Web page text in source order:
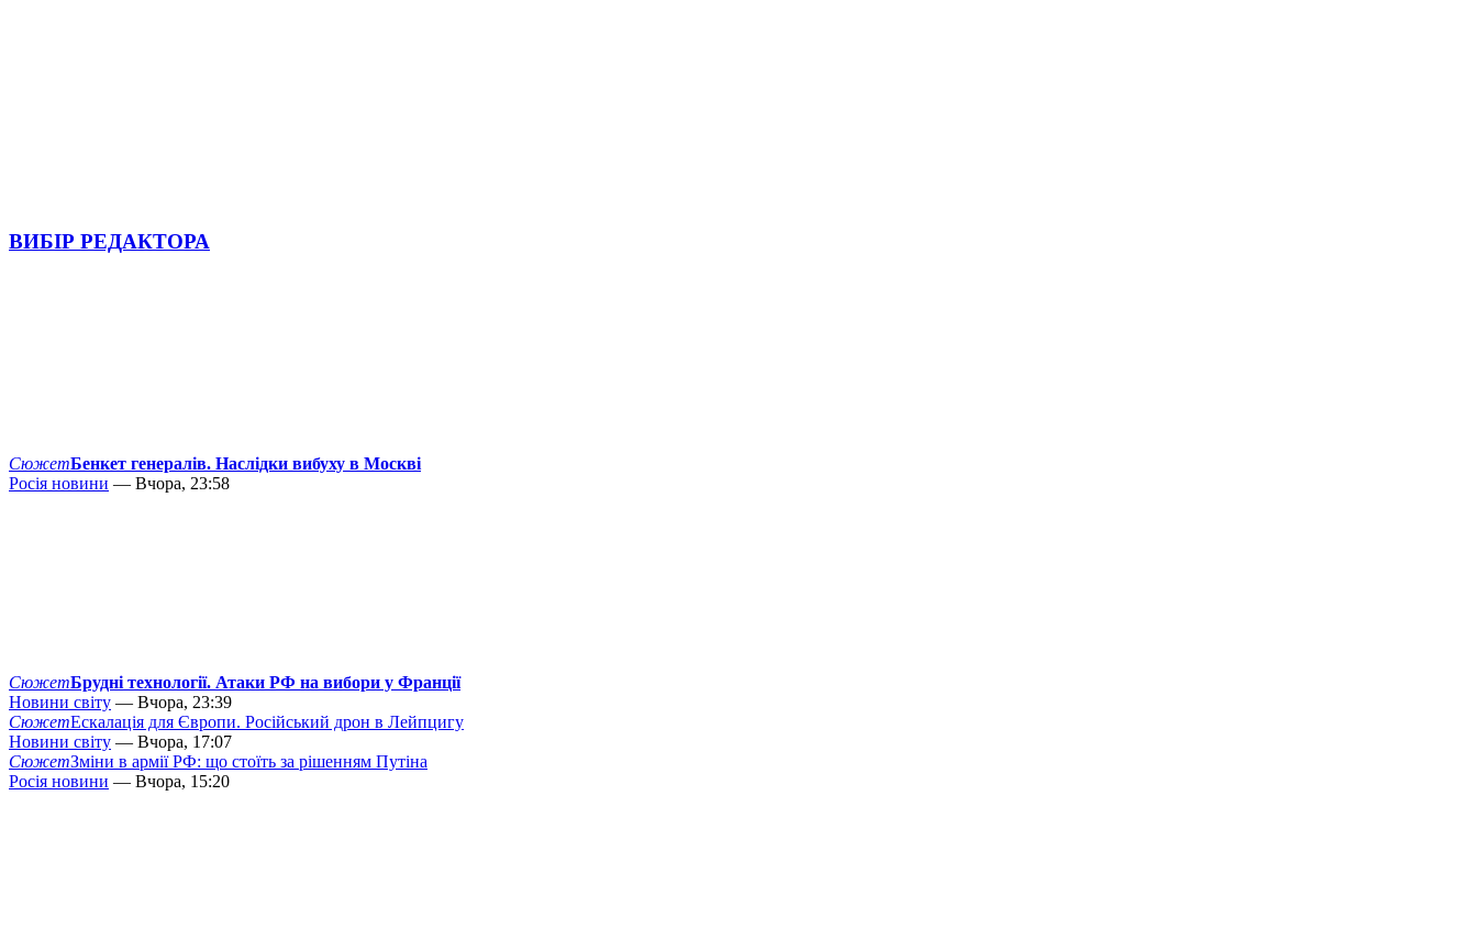
ВИБІР РЕДАКТОРА
СюжетБенкет генералів. Наслідки вибуху в Москві
Росія новини — Вчора, 23:58
СюжетБрудні технології. Атаки РФ на вибори у Франції
Новини світу — Вчора, 23:39
СюжетЕскалація для Європи. Російський дрон в Лейпцигу
Новини світу — Вчора, 17:07
СюжетЗміни в армії РФ: що стоїть за рішенням Путіна
Росія новини — Вчора, 15:20